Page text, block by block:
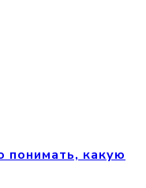
понимать, какую